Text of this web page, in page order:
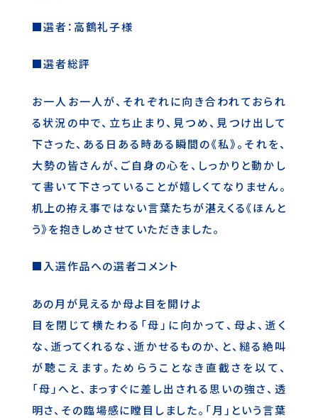
■選者：高鶴礼子様
■選者総評
お一人お一人が、それぞれに向き合われておられ
る状況の中で、立ち止まり、見つめ、見つけ出して
下さった、ある日ある時ある瞬間の《私》。それを、
大勢の皆さんが、ご自身の心を、しっかりと動かし
て書いて下さっていることが嬉しくてなりません。
机上の拵え事ではない言葉たちが湛えくる《ほんと
う》を抱きしめさせていただきました。
■入選作品への選者コメント
あの月が見えるか母よ目を開けよ
目を閉じて横たわる「母」に向かって、母よ、逝く
な、逝ってくれるな、逝かせるものか、と、縋る絶叫
が聴こえます。ためらうことなき直截さを以て、
「母」へと、まっすぐに差し出される思いの強さ、透
明さ、その臨場感に瞠目しました。「月」という言葉